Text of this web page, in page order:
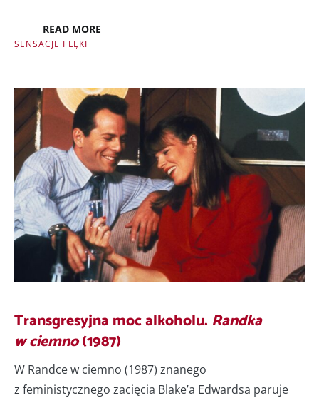
READ MORE
SENSACJE I LĘKI
Transgresyjna moc alkoholu. Randka
w ciemno(1987)
W Randce w ciemno (1987) znanego
z feministycznego zacięcia Blake’a Edwardsa paruje